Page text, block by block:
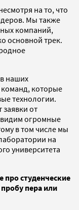
на то, что
Мы также
компаний,
основной трек.
в наших
которые
технологии.
от
огромные
в том числе мы
на
университета
про студенческие
пера или